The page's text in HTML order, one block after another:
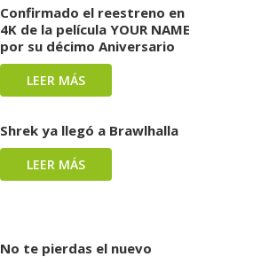
Confirmado el reestreno en
4K de la película YOUR NAME
por su décimo Aniversario
LEER MÁS
Shrek ya llegó a Brawlhalla
LEER MÁS
No te pierdas el nuevo